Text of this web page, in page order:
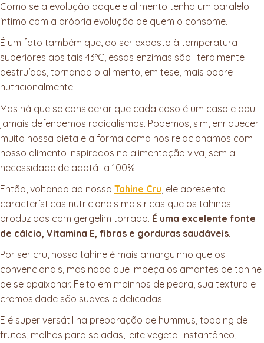
Como se a evolução daquele alimento tenha um paralelo
íntimo com a própria evolução de quem o consome.
É um fato também que, ao ser exposto à temperatura
superiores aos tais 43ºC, essas enzimas são literalmente
destruídas, tornando o alimento, em tese, mais pobre
nutricionalmente.
Mas há que se considerar que cada caso é um caso e aqui
jamais defendemos radicalismos. Podemos, sim, enriquecer
muito nossa dieta e a forma como nos relacionamos com
nosso alimento inspirados na alimentação viva, sem a
necessidade de adotá-la 100%.
Então, voltando ao nosso Tahine Cru , ele apresenta
características nutricionais mais ricas que os tahines
produzidos com gergelim torrado. É uma excelente fonte
de cálcio, Vitamina E, fibras e gorduras saudáveis.
Por ser cru, nosso tahine é mais amarguinho que os
convencionais, mas nada que impeça os amantes de tahine
de se apaixonar. Feito em moinhos de pedra, sua textura e
cremosidade são suaves e delicadas.
E é super versátil na preparação de hummus, topping de
frutas, molhos para saladas, leite vegetal instantâneo,